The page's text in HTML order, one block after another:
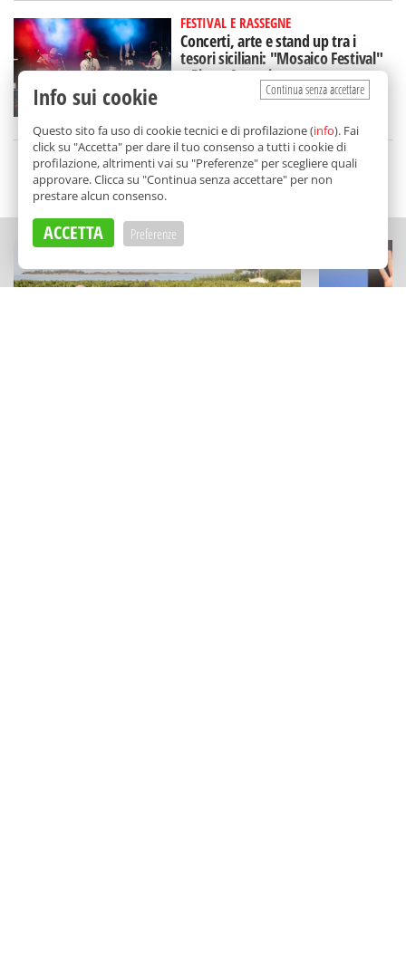
FESTIVAL E RASSEGNE
Concerti, arte e stand up tra i
tesori siciliani: "Mosaico Festival"
a Piazza Armerina
diRedazione
SCELTO DA BALARM
Continua senza accettare
Info sui cookie
Questo sito fa uso di cookie tecnici e di profilazione (info). Fai
click su "Accetta" per dare il tuo consenso a tutti i cookie di
profilazione, altrimenti vai su "Preferenze" per scegliere quali
approvare. Clicca su "Continua senza accettare" per non
prestare alcun consenso.
ACCETTA Preferenze